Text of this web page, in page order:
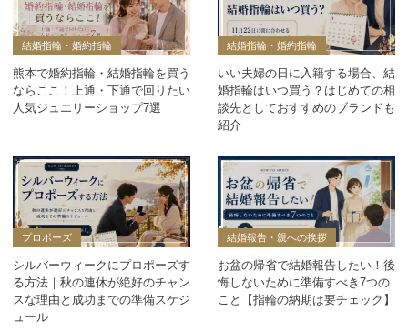
結婚指輪・婚約指輪
熊本で婚約指輪・結婚指輪を買う
ならここ！上通・下通で回りたい
人気ジュエリーショップ7選
結婚指輪・婚約指輪
いい夫婦の日に入籍する場合、結
婚指輪はいつ買う？はじめての相
談先としておすすめのブランドも
紹介
プロポーズ
シルバーウィークにプロポーズす
る方法｜秋の連休が絶好のチャン
スな理由と成功までの準備スケジ
ュール
結婚報告・親への挨拶
お盆の帰省で結婚報告したい！後
悔しないために準備すべき7つの
こと【指輪の納期は要チェック】